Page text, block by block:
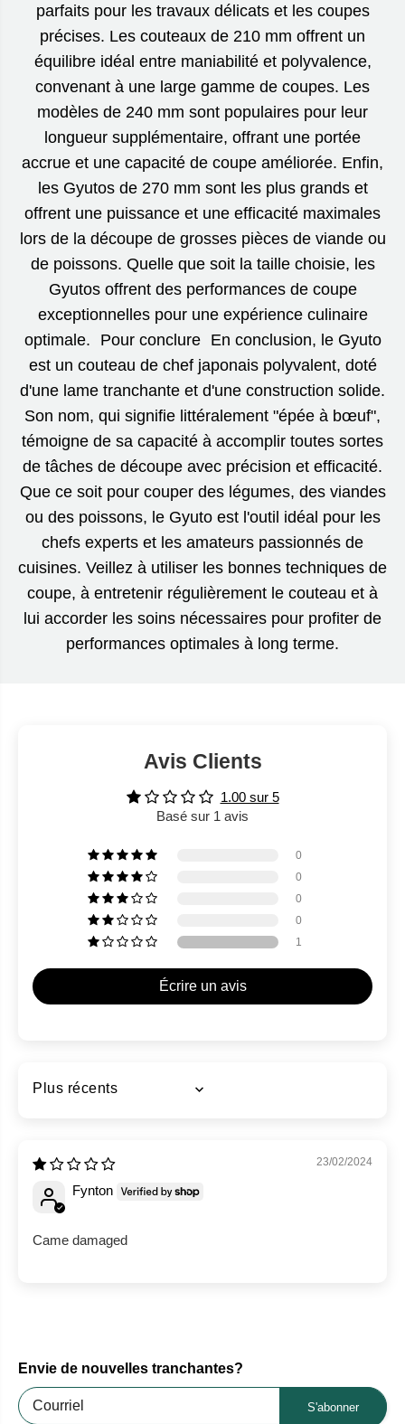
parfaits pour les travaux délicats et les coupes
précises. Les couteaux de 210 mm offrent un
équilibre idéal entre maniabilité et polyvalence,
convenant à une large gamme de coupes. Les
modèles de 240 mm sont populaires pour leur
longueur supplémentaire, offrant une portée
accrue et une capacité de coupe améliorée. Enfin,
les Gyutos de 270 mm sont les plus grands et
offrent une puissance et une efficacité maximales
lors de la découpe de grosses pièces de viande ou
de poissons. Quelle que soit la taille choisie, les
Gyutos offrent des performances de coupe
exceptionnelles pour une expérience culinaire
optimale. Pour conclure En conclusion, le Gyuto
est un couteau de chef japonais polyvalent, doté
d'une lame tranchante et d'une construction solide.
Son nom, qui signifie littéralement "épée à bœuf",
témoigne de sa capacité à accomplir toutes sortes
de tâches de découpe avec précision et efficacité.
Que ce soit pour couper des légumes, des viandes
ou des poissons, le Gyuto est l'outil idéal pour les
chefs experts et les amateurs passionnés de
cuisines. Veillez à utiliser les bonnes techniques de
coupe, à entretenir régulièrement le couteau et à
lui accorder les soins nécessaires pour profiter de
performances optimales à long terme.
Avis Clients
1.00 sur 5
Basé sur 1 avis
0
0
0
0
1
Écrire un avis
Sort by
23/02/2024
Fynton
Came damaged
Envie de nouvelles tranchantes?
S'abonner